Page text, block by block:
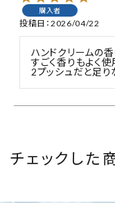
ご利用ガイド
お客さま向け窓口(お
企業さま向け窓口
購入者
投稿日 2026/04/22
ハンドクリームの
すごく香りもよく
2プッシュだと足り
チェックした